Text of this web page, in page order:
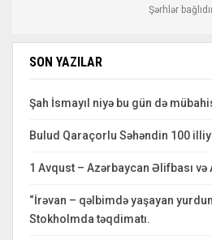
Şərhlər
SON YAZILAR
Şah İsmayıl niyə bu gün də
Bulud Qaraçorlu Səhəndin 100
1 Avqust – Azərbaycan Əlifbası və
“İrəvan – qəlbimdə yaşayan
Stokholmda təqdimatı.